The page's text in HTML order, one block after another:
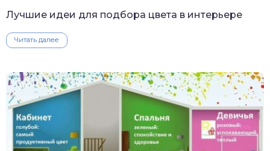
Лучшие идеи для подбора цвета в интерьере
Читать далее